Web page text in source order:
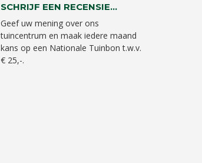
SCHRIJF EEN RECENSIE...
Geef uw mening over ons
tuincentrum en maak iedere maand
kans op een Nationale Tuinbon t.w.v.
€ 25,-.